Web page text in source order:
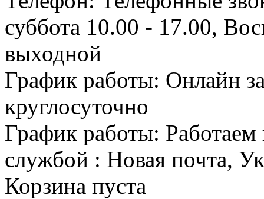
суббота 10.00 - 17.00,
выходной
График работы: Онлайн
круглосуточно
График работы: Работаем
службой : Новая почта,
Корзина пуста